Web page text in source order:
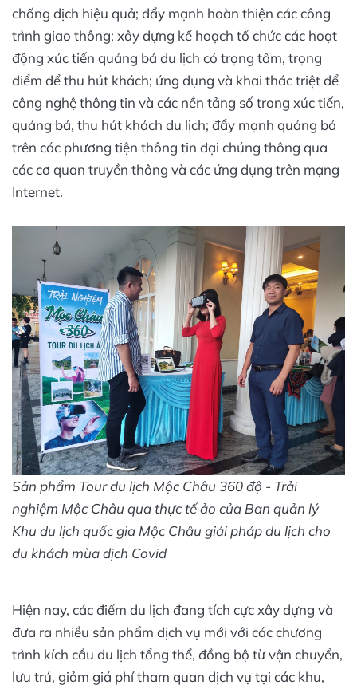
chống dịch hiệu quả; đẩy mạnh hoàn thiện các công
trình giao thông; xây dựng kế hoạch tổ chức các hoạt
động xúc tiến quảng bá du lịch có trọng tâm, trọng
điểm để thu hút khách; ứng dụng và khai thác triệt để
công nghệ thông tin và các nền tảng số trong xúc tiến,
quảng bá, thu hút khách du lịch; đẩy mạnh quảng bá
trên các phương tiện thông tin đại chúng thông qua
các cơ quan truyền thông và các ứng dụng trên mạng
Internet.
Sản phẩm Tour du lịch Mộc Châu 360 độ - Trải
nghiệm Mộc Châu qua thực tế ảo của Ban quản lý
Khu du lịch quốc gia Mộc Châu giải pháp du lịch cho
du khách mùa dịch Covid
Hiện nay, các điểm du lịch đang tích cực xây dựng và
đưa ra nhiều sản phẩm dịch vụ mới với các chương
trình kích cầu du lịch tổng thể, đồng bộ từ vận chuyển,
lưu trú, giảm giá phí tham quan dịch vụ tại các khu,